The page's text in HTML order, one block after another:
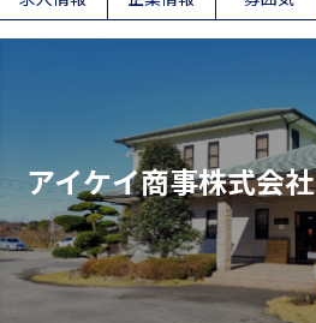
アイケイ商事株式会社